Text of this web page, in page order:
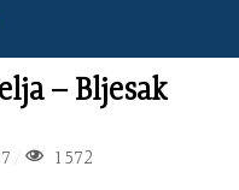
– Bljesak
1572